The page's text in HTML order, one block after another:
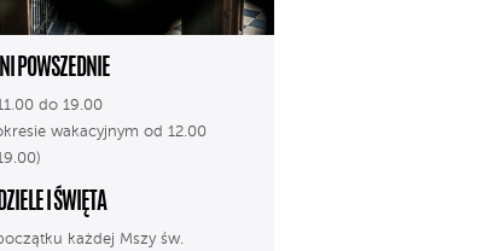
POWSZEDNIE
do 19.00
wakacyjnym od 12.00
I ŚWIĘTA
każdej Mszy św.